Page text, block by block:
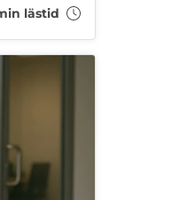
lästid